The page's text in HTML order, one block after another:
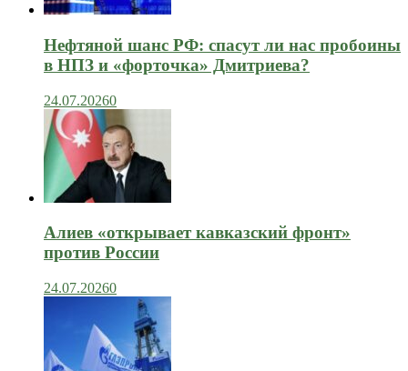
Нефтяной шанс РФ: спасут ли нас пробоины
в НПЗ и «форточка» Дмитриева?
24.07.20260
Алиев «открывает кавказский фронт»
против России
24.07.20260